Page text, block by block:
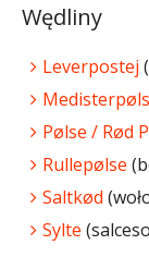
Wędliny
Leverpostej
Pølse / Rød
Rullepølse
Saltkød
Sylte